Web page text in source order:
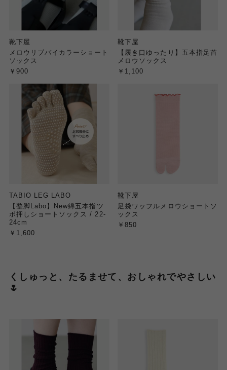
靴下屋
メロウリブバイカラーショート
ソックス
￥900
靴下屋
【履き口ゆったり】五本指足首
メロウソックス
￥1,100
TABIO LEG LABO
【整脚Labo】New綿五本指ツ
ボ押しショートソックス / 22-
24cm
￥1,600
靴下屋
足袋ワッフルメロウショートソ
ックス
￥850
くしゅっと、たるませて、おしゃれでやさしい
🌷